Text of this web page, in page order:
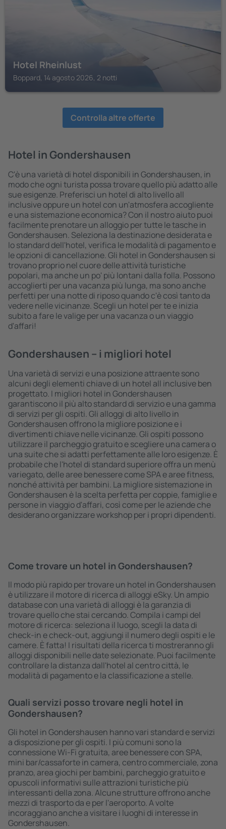
Hotel Rheinlust
Boppard, 14 agosto 2026, 2 notti
Controlla altre offerte
Hotel in Gondershausen
C'è una varietà di hotel disponibili in Gondershausen, in
modo che ogni turista possa trovare quello più adatto alle
sue esigenze. Preferisci un hotel di alto livello all
inclusive oppure un hotel con un'atmosfera accogliente
e una sistemazione economica? Con il nostro aiuto puoi
facilmente prenotare un alloggio per tutte le tasche in
Gondershausen. Seleziona la destinazione desiderata e
lo standard dell'hotel, verifica le modalità di pagamento e
le opzioni di cancellazione. Gli hotel in Gondershausen si
trovano proprio nel cuore delle attività turistiche
popolari, ma anche un po' più lontani dalla folla. Possono
accoglierti per una vacanza più lunga, ma sono anche
perfetti per una notte di riposo quando c'è così tanto da
vedere nelle vicinanze. Scegli un hotel per te e inizia
subito a fare le valige per una vacanza o un viaggio
d'affari!
Gondershausen – i migliori hotel
Una varietà di servizi e una posizione attraente sono
alcuni degli elementi chiave di un hotel all inclusive ben
progettato. I migliori hotel in Gondershausen
garantiscono il più alto standard di servizio e una gamma
di servizi per gli ospiti. Gli alloggi di alto livello in
Gondershausen offrono la migliore posizione e i
divertimenti chiave nelle vicinanze. Gli ospiti possono
utilizzare il parcheggio gratuito e scegliere una camera o
una suite che si adatti perfettamente alle loro esigenze. È
probabile che l'hotel di standard superiore offra un menù
variegato, delle aree benessere come SPA e aree fitness,
nonché attività per bambini. La migliore sistemazione in
Gondershausen è la scelta perfetta per coppie, famiglie e
persone in viaggio d'affari, così come per le aziende che
desiderano organizzare workshop per i propri dipendenti.
Come trovare un hotel in Gondershausen?
Il modo più rapido per trovare un hotel in Gondershausen
è utilizzare il motore di ricerca di alloggi eSky. Un ampio
database con una varietà di alloggi è la garanzia di
trovare quello che stai cercando. Compila i campi del
motore di ricerca: seleziona il luogo, scegli la data di
check-in e check-out, aggiungi il numero degli ospiti e le
camere. È fatta! I risultati della ricerca ti mostreranno gli
alloggi disponibili nelle date selezionate. Puoi facilmente
controllare la distanza dall'hotel al centro città, le
modalità di pagamento e la classificazione a stelle.
Quali servizi posso trovare negli hotel in
Gondershausen?
Gli hotel in Gondershausen hanno vari standard e servizi
a disposizione per gli ospiti. I più comuni sono la
connessione Wi-Fi gratuita, aree benessere con SPA,
mini bar/cassaforte in camera, centro commerciale, zona
pranzo, area giochi per bambini, parcheggio gratuito e
opuscoli informativi sulle attrazioni turistiche più
interessanti della zona. Alcune strutture offrono anche
mezzi di trasporto da e per l'aeroporto. A volte
incoraggiano anche a visitare i luoghi di interesse in
Gondershausen.